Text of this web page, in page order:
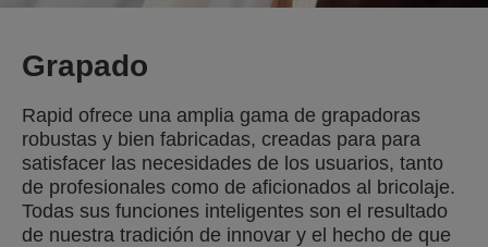
Grapado
Rapid ofrece una amplia gama de grapadoras
robustas y bien fabricadas, creadas para para
satisfacer las necesidades de los usuarios, tanto
de profesionales como de aficionados al bricolaje.
Todas sus funciones inteligentes son el resultado
de nuestra tradición de innovar y el hecho de que